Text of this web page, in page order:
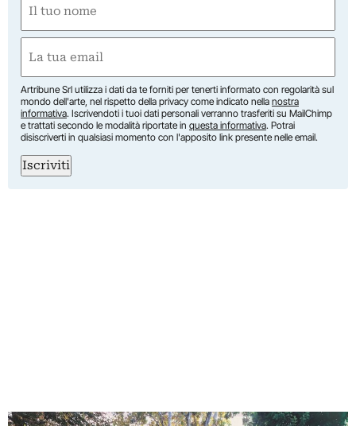
(Obbligatorio)
(Obbligatorio)
Artribune Srl utilizza i dati da te forniti per tenerti informato con regolarità sul
mondo dell'arte, nel rispetto della privacy come indicato nella nostra
informativa. Iscrivendoti i tuoi dati personali verranno trasferiti su MailChimp
e trattati secondo le modalità riportate in questa informativa. Potrai
disiscriverti in qualsiasi momento con l'apposito link presente nelle email.
Iscriviti